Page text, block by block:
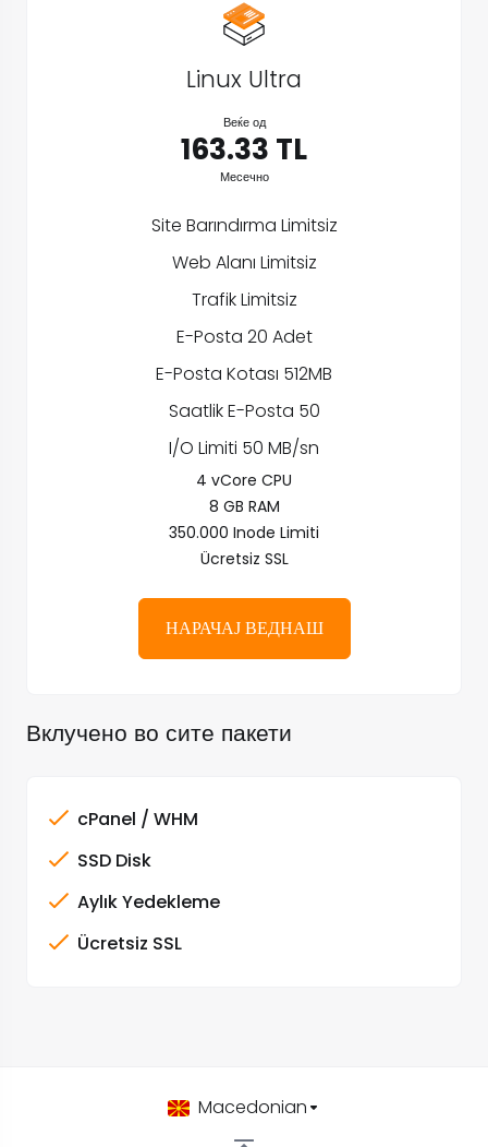
Linux Ultra
Веќе од
163.33 TL
Месечно
Site Barındırma Limitsiz
Web Alanı Limitsiz
Trafik Limitsiz
E-Posta 20 Adet
E-Posta Kotası 512MB
Saatlik E-Posta 50
I/O Limiti 50 MB/sn
4 vCore CPU
8 GB RAM
350.000 Inode Limiti
Ücretsiz SSL
НАРАЧАЈ ВЕДНАШ
Вклучено во сите пакети
cPanel / WHM
SSD Disk
Aylık Yedekleme
Ücretsiz SSL
Macedonian